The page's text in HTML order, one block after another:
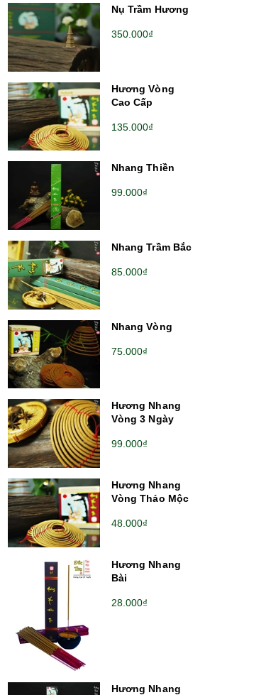
Nụ Trầm Hương
350.000₫
Hương Vòng
Cao Cấp
135.000₫
Nhang Thiền
99.000₫
Nhang Trầm Bắc
85.000₫
Nhang Vòng
75.000₫
Hương Nhang
Vòng 3 Ngày
99.000₫
Hương Nhang
Vòng Thảo Mộc
48.000₫
Hương Nhang
Bài
28.000₫
Hương Nhang